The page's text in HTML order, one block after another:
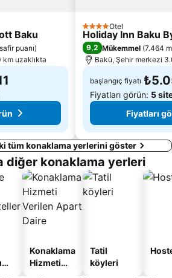
Baku
puanı)
km uzaklıkta
4 YıldızOtel
Holiday Inn Baku
9,2 Mükemmel (7.464
Bakü, Şehir merkezi
başlangıç fiyatı
Fiyatları görün: 5
Fiyatları
tüm konaklama yerlerini göster
diğer konaklama yerleri
Konaklama
Hizmeti
Tatil
köyleri